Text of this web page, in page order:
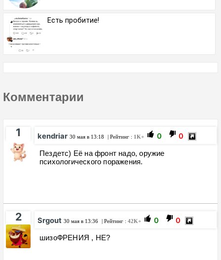
Есть пробитие!
Комментарии
1 kendriar 30 мая в 13:18 | Рейтинг : 1K+ 0 0
Пездетс) Её на фронт надо, оружие
психологического поражения.
2 Srgout 30 мая в 13:36 | Рейтинг : 42K+ 0 0
шизоФРЕНИЯ , НЕ?